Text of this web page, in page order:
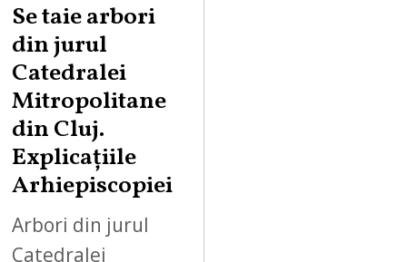
Se taie arbori
din jurul
Catedralei
Mitropolitane
din Cluj.
Explicațiile
Arhiepiscopiei
Arbori din jurul
Catedralei